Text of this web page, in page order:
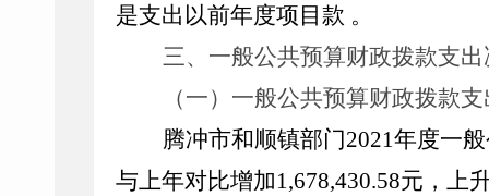
是支出以前年度项目款 。
三、一般公共预算财政拨款支
（一）一般公共预算财政拨款
腾冲市和顺镇部门2021年度一
与上年对比增加1,678,430.58元，上